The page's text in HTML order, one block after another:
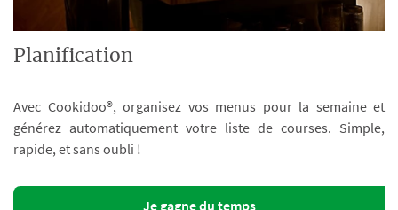
Planification
Avec Cookidoo®, organisez vos menus pour la semaine et
générez automatiquement votre liste de courses. Simple,
rapide, et sans oubli !
Je gagne du temps